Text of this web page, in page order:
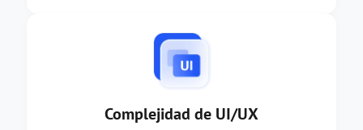
Complejidad de UI/UX